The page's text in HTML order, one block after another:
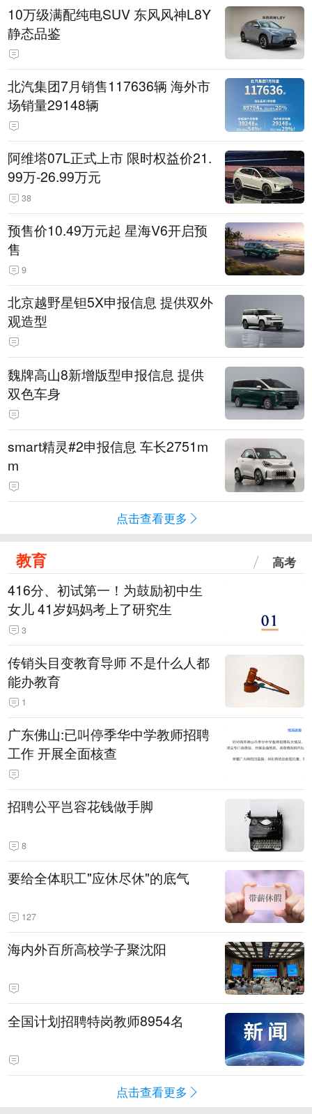
10万级满配纯电SUV 东风风神L8Y
静态品鉴
北汽集团7月销售117636辆 海外市
场销量29148辆
阿维塔07L正式上市 限时权益价21.
99万-26.99万元
38
预售价10.49万元起 星海V6开启预
售
9
北京越野星钽5X申报信息 提供双外
观造型
魏牌高山8新增版型申报信息 提供
双色车身
smart精灵#2申报信息 车长2751m
m
点击查看更多
教育 高考
416分、初试第一！为鼓励初中生
女儿 41岁妈妈考上了研究生
3
传销头目变教育导师 不是什么人都
能办教育
1
广东佛山:已叫停季华中学教师招聘
工作 开展全面核查
招聘公平岂容花钱做手脚
8
要给全体职工"应休尽休"的底气
127
海内外百所高校学子聚沈阳
全国计划招聘特岗教师8954名
点击查看更多